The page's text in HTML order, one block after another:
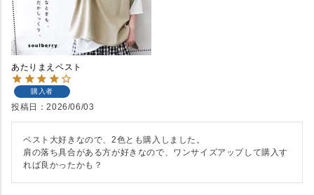
あたりまえベスト
購入者
投稿日 2026/06/03
ベスト大好きなので、2色とも購入しました。
肩の落ち具合がある方が好きなので、ワンサイズアップして購入す
れば良かったかも？